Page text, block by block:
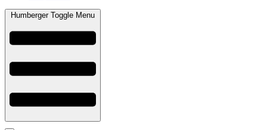
Humberger Toggle Menu